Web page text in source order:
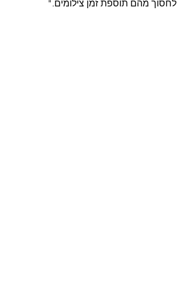
לחסוך מהם תוספת זמן צילומים."